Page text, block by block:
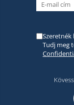
Tudj meg